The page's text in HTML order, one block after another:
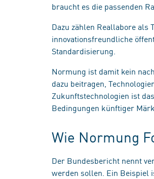
braucht es die passenden
Dazu zählen Reallabore als
innovationsfreundliche
Standardisierung.
Normung ist damit kein
dazu beitragen,
Zukunftstechnologien ist
Bedingungen künftiger
Wie Normung
Der Bundesbericht nennt
werden sollen. Ein Beispiel